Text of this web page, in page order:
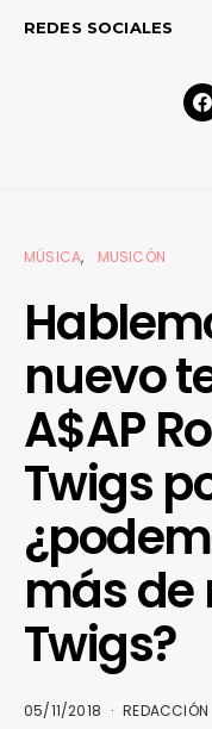
REDES SOCIALES
MÚSICA MUSICÓN
nuevo
A$AP
Twigs
más de
Twigs?
05/11/2018 REDACCIÓN